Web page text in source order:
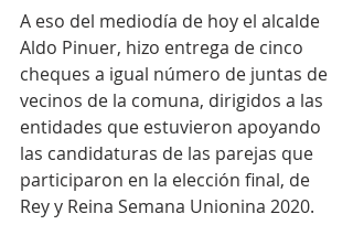
A eso del mediodía de hoy el alcalde
Aldo Pinuer, hizo entrega de cinco
cheques a igual número de juntas de
vecinos de la comuna, dirigidos a las
entidades que estuvieron apoyando
las candidaturas de las parejas que
participaron en la elección final, de
Rey y Reina Semana Unionina 2020.